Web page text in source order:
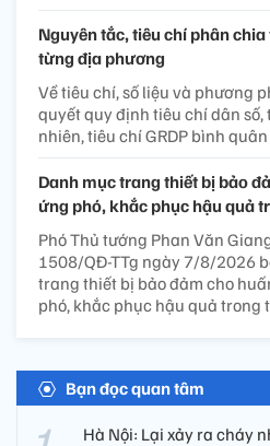
Nguyên tắc, tiêu chí phân
từng địa phương
Về tiêu chí, số liệu và phương
quyết quy định tiêu chí dân
nhiên, tiêu chí GRDP bình
Danh mục trang thiết bị bảo
ứng phó, khắc phục hậu quả
Phó Thủ tướng Phan Văn
1508/QĐ-TTg ngày 7/8/2026
trang thiết bị bảo đảm cho
phó, khắc phục hậu quả trong
Bạn đọc quan tâm
Hà Nội: Lại xảy ra cháy